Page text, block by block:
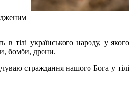
тілі українського народу, у якого
бомби, дрони.
страждання нашого Бога у тілі